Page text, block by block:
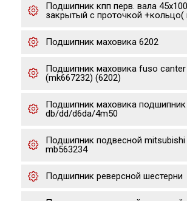
Подшипник кпп перв. вала
закрытый с проточкой +кольцо(
Подшипник маховика 6202
Подшипник маховика fuso
(mk667232) (6202)
Подшипник маховика
db/dd/d6da/4m50
Подшипник подвесной
mb563234
Подшипник реверсной шестерни